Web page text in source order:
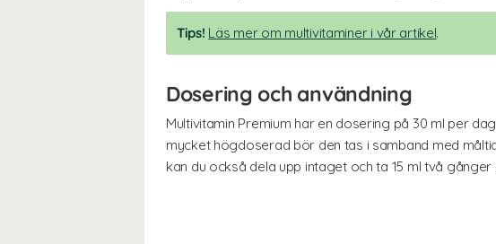
Tips! Läs mer om multivitaminer i vår artikel.
Dosering och användning
Multivitamin Premium har en dosering på 30 ml per
mycket högdoserad bör den tas i samband med
kan du också dela upp intaget och ta 15 ml två